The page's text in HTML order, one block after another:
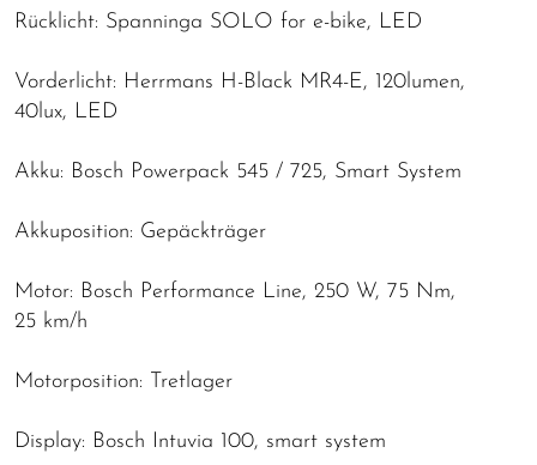
Rücklicht: Spanninga SOLO for e-bike, LED
Vorderlicht: Herrmans H-Black MR4-E, 120lumen,
40lux, LED
Akku: Bosch Powerpack 545 / 725, Smart System
Akkuposition: Gepäckträger
Motor: Bosch Performance Line, 250 W, 75 Nm,
25 km/h
Motorposition: Tretlager
Display: Bosch Intuvia 100, smart system